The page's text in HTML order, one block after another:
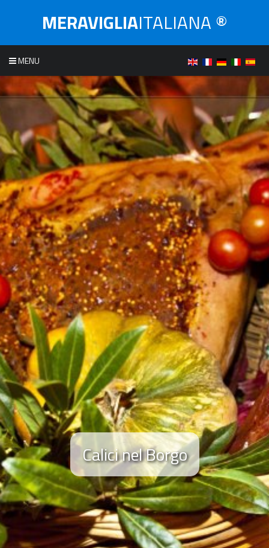
MERAVIGLIAITALIANA ®
MENU
Calici nel Borgo